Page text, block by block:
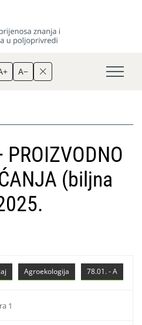
A−
PROIZVODNO
(biljna
78.01. - A
Agroekologija
1